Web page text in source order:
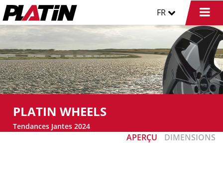
FR
PLATIN WHEELS
Tendances Jantes 2024
APERÇU DIMENSIONS